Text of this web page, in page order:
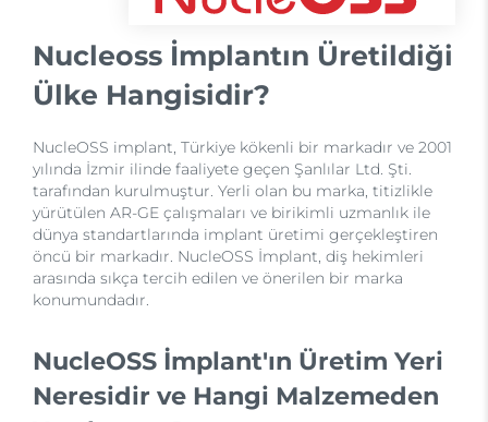
Nucleoss İmplantın Üretildiği
Ülke Hangisidir?
NucleOSS implant, Türkiye kökenli bir markadır ve 2001
yılında İzmir ilinde faaliyete geçen Şanlılar Ltd. Şti.
tarafından kurulmuştur. Yerli olan bu marka, titizlikle
yürütülen AR-GE çalışmaları ve birikimli uzmanlık ile
dünya standartlarında implant üretimi gerçekleştiren
öncü bir markadır. NucleOSS İmplant, diş hekimleri
arasında sıkça tercih edilen ve önerilen bir marka
konumundadır.
NucleOSS İmplant'ın Üretim Yeri
Neresidir ve Hangi Malzemeden